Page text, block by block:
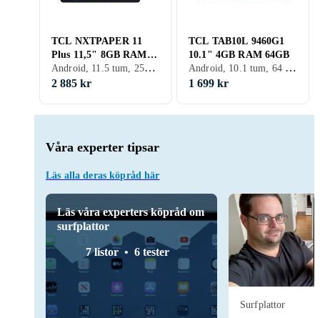
Våra experter tipsar
Läs alla deras köpråd här
Läs våra experters köpråd om
surfplattor
7 listor 6 tester
Surfplattor
TCL NXTPAPER 11
Plus 11,5" 8GB RAM
256GB
Android, 11.5 tum, 256 GB, 2025, 8GB
2 885 kr
TCL TAB10L 9460G1
10.1" 4GB RAM 64GB
Android, 10.1 tum, 64 GB, 2023, 4GB
1 699 kr